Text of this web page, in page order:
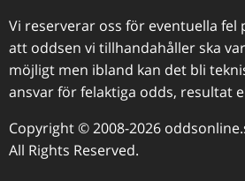
Vi reserverar oss för eventuella fel
att oddsen vi tillhandahåller ska
möjligt men ibland kan det bli
ansvar för felaktiga odds, resultat
Copyright © 2008-2026
All Rights Reserved.